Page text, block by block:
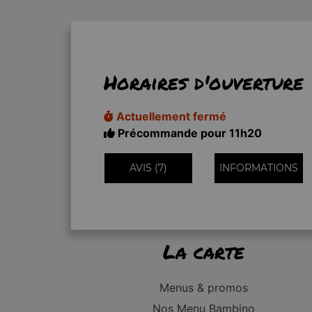
Horaires d'ouverture
Actuellement fermé
Précommande pour 11h20
AVIS (7) INFORMATIONS
La carte
Menus & promos
Nos Menu Bambino